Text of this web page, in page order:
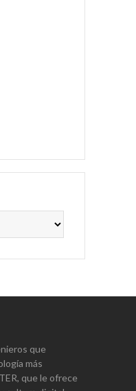
que
más
que le ofrece